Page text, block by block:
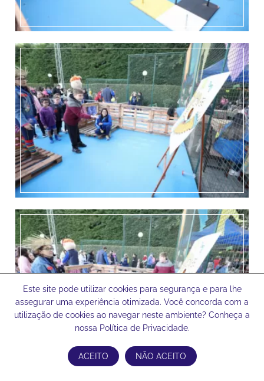
Este site pode utilizar cookies para segurança e para lhe
assegurar uma experiência otimizada. Você concorda com a
utilização de cookies ao navegar neste ambiente? Conheça a
nossa Política de Privacidade.
ACEITO NÃO ACEITO